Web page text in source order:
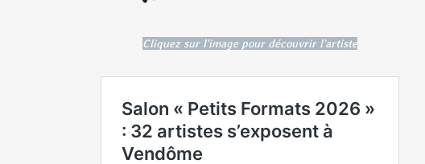
Cliquez sur l'image pour découvrir l'artiste